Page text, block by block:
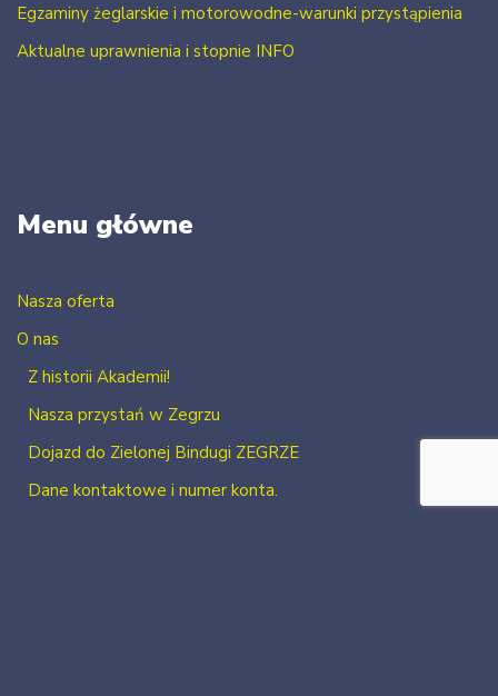
Egzaminy żeglarskie i motorowodne-warunki przystąpienia
Aktualne uprawnienia i stopnie INFO
Menu główne
Nasza oferta
O nas
Z historii Akademii!
Nasza przystań w Zegrzu
Dojazd do Zielonej Bindugi ZEGRZE
Dane kontaktowe i numer konta.